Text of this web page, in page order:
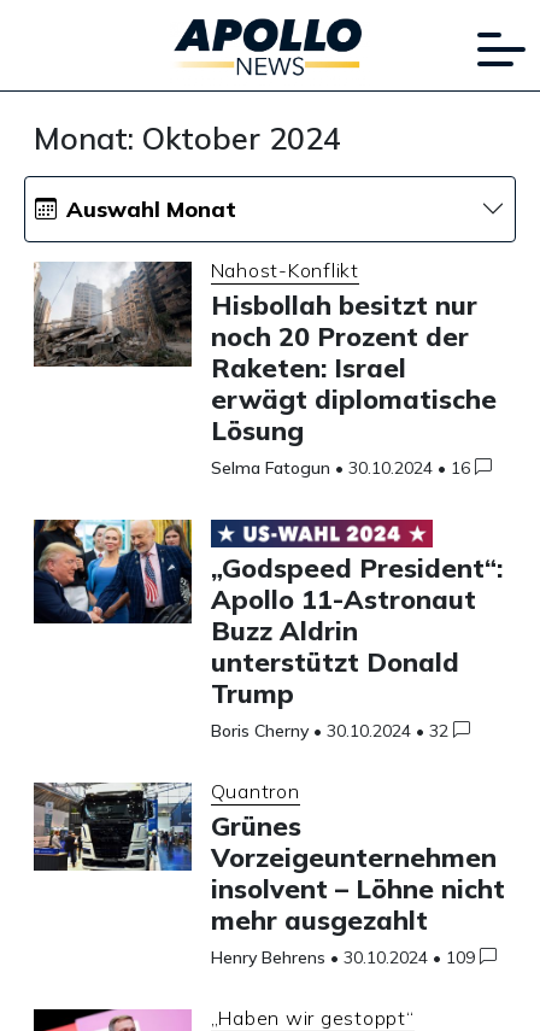
Monat: Oktober 2024
Auswahl Monat
Nahost-Konflikt
Hisbollah besitzt nur
noch 20 Prozent der
Raketen: Israel
erwägt diplomatische
Lösung
Selma Fatogun • 30.10.2024 • 16
„Godspeed President“:
Apollo 11-Astronaut
Buzz Aldrin
unterstützt Donald
Trump
Boris Cherny • 30.10.2024 • 32
Quantron
Grünes
Vorzeigeunternehmen
insolvent – Löhne nicht
mehr ausgezahlt
Henry Behrens • 30.10.2024 • 109
„Haben wir gestoppt“